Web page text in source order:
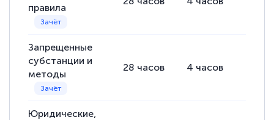
правила
Запрещенные
субстанции и
методы
28 часов 4 часов
Юридические,